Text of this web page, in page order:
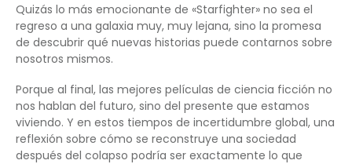
Quizás lo más emocionante de «Starfighter» no sea el
regreso a una galaxia muy, muy lejana, sino la promesa
de descubrir qué nuevas historias puede contarnos sobre
nosotros mismos.
Porque al final, las mejores películas de ciencia ficción no
nos hablan del futuro, sino del presente que estamos
viviendo. Y en estos tiempos de incertidumbre global, una
reflexión sobre cómo se reconstruye una sociedad
después del colapso podría ser exactamente lo que